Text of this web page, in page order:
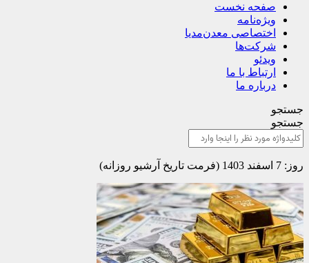
صفحه نخست
ویژه‌نامه
اختصاصی معدن‌مدیا
شرکت‌ها
ویدئو
ارتباط با ما
درباره ما
جستجو
جستجو
روز: 7 اسفند 1403 (فرمت تاریخ آرشیو روزانه)